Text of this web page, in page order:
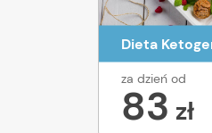
Dieta
za dzień od
83 zł